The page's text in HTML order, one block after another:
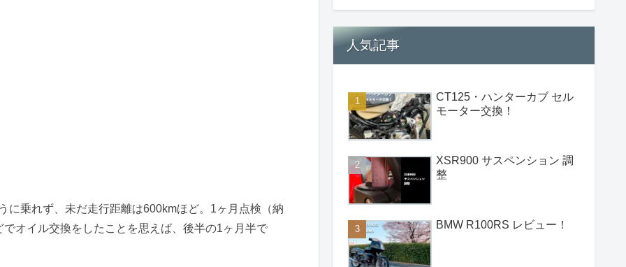
に乗れず、未だ走行距離は600kmほど。1ヶ月点検（納
オイル交換をしたことを思えば、後半の1ヶ月半で
人気記事
CT125・ハンターカブ セル
モーター交換！
XSR900 サスペンション 調
整
BMW R100RS レビュー！